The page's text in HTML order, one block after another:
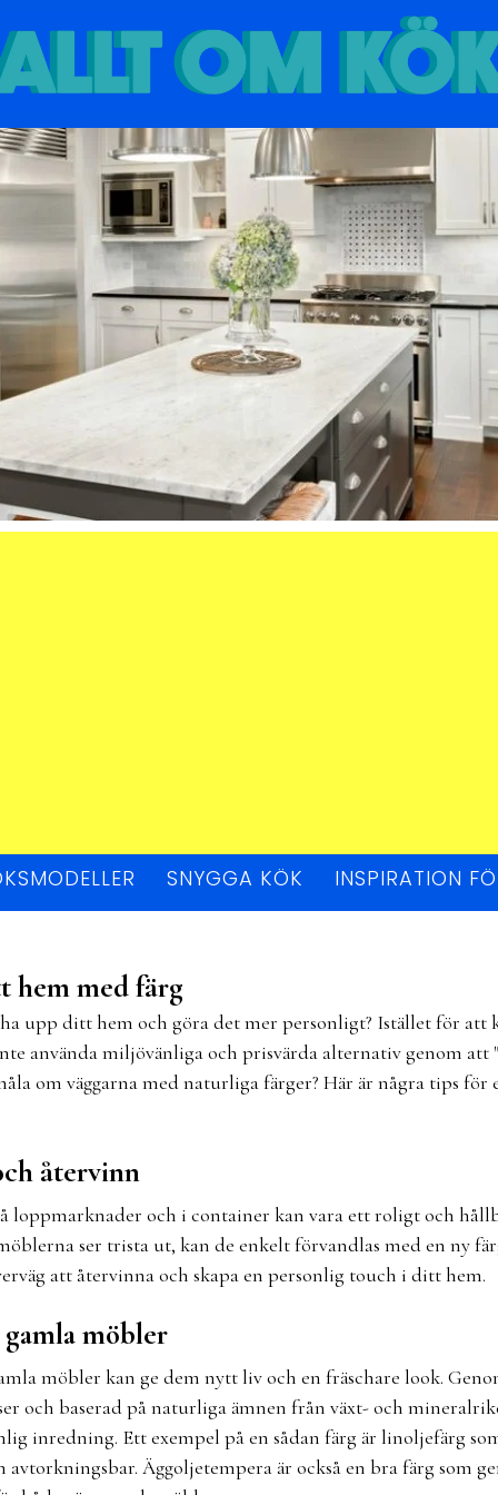
SNYGGA KÖK INSPIRATION
hem med färg
upp ditt hem och göra det mer personligt? Istället för att
använda miljövänliga och prisvärda alternativ genom att
om väggarna med naturliga färger? Här är några tips
återvinn
loppmarknader och i container kan vara ett roligt och
ser trista ut, kan de enkelt förvandlas med en ny
att återvinna och skapa en personlig touch i ditt hem.
möbler
möbler kan ge dem nytt liv och en fräschare look.
och baserad på naturliga ämnen från växt- och
inredning. Ett exempel på en sådan färg är linoljefärg
avtorkningsbar. Äggoljetempera är också en bra färg som